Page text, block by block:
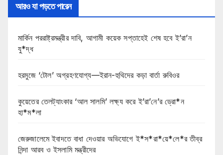
আরও যা পড়তে পারেন
মার্কিন পররাষ্ট্রমন্ত্রীর দাবি, আগামী কয়েক সপ্তাহেই শেষ হবে ই’রা’ন
যু*দ্ধ
হরমুজে ‘টোল’ অগ্রহণযোগ্য—ইরান-হুথিদের কড়া বার্তা রুবিওর
কুয়েতের তেলট্যাংকার ‘আল সালমি’ লক্ষ্য করে ই’রা’নে’র ড্রো*ন
হা*ম*লা
জেরুজালেমে ইবাদতে বাধা দেওয়ার অভিযোগে ই*স*রা*য়ে*লে*র তীব্র
নিন্দা আরব ও ইসলামি মন্ত্রীদের